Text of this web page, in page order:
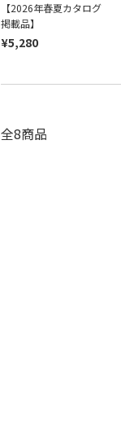
【2026年春夏カタログ
掲載品】
¥5,280
全8商品